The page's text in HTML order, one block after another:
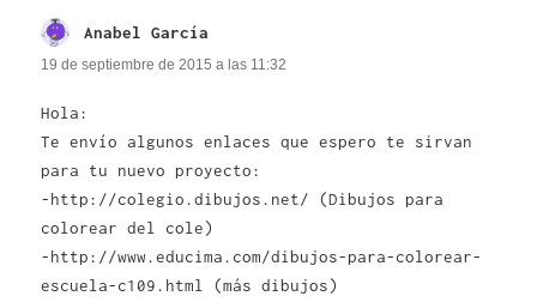
Anabel García
19 de septiembre de 2015 a las 11:32
Hola:
Te envío algunos enlaces que espero te sirvan
para tu nuevo proyecto:
-http://colegio.dibujos.net/ (Dibujos para
colorear del cole)
-http://www.educima.com/dibujos-para-colorear-
escuela-c109.html (más dibujos)